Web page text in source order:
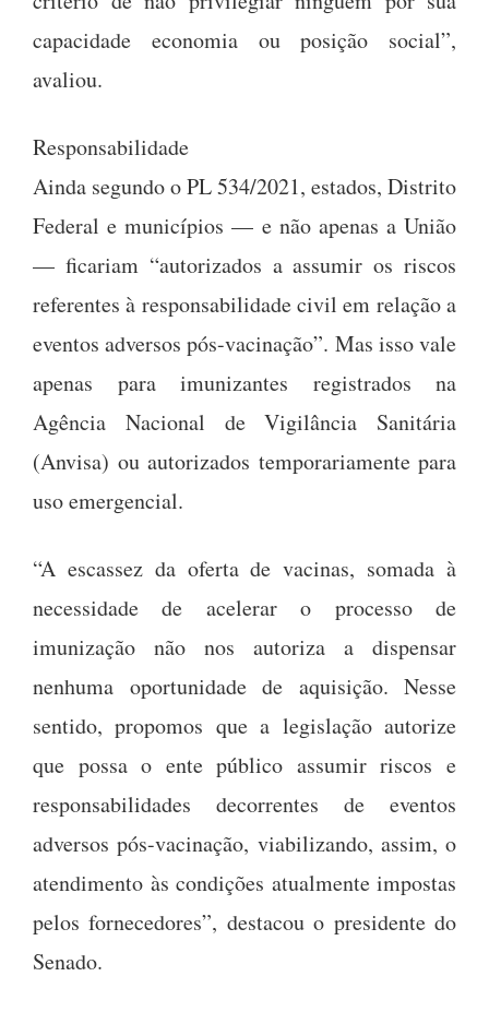
capacidade economia ou posição social”,
avaliou.
Responsabilidade
Ainda segundo o PL 534/2021, estados, Distrito
Federal e municípios — e não apenas a União
— ficariam “autorizados a assumir os riscos
referentes à responsabilidade civil em relação a
eventos adversos pós-vacinação”. Mas isso vale
apenas para imunizantes registrados na
Agência Nacional de Vigilância Sanitária
(Anvisa) ou autorizados temporariamente para
uso emergencial.
“A escassez da oferta de vacinas, somada à
necessidade de acelerar o processo de
imunização não nos autoriza a dispensar
nenhuma oportunidade de aquisição. Nesse
sentido, propomos que a legislação autorize
que possa o ente público assumir riscos e
responsabilidades decorrentes de eventos
adversos pós-vacinação, viabilizando, assim, o
atendimento às condições atualmente impostas
pelos fornecedores”, destacou o presidente do
Senado.